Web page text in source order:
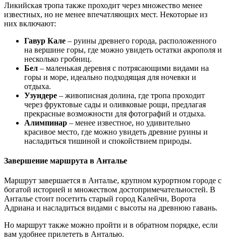
Ликийская тропа также проходит через множество менее
известных, но не менее впечатляющих мест. Некоторые из
них включают:
Гавур Кале – руины древнего города, расположенного
на вершине горы, где можно увидеть остатки акрополя и
несколько гробниц.
Бел – маленькая деревня с потрясающими видами на
горы и море, идеально подходящая для ночевки и
отдыха.
Узундере – живописная долина, где тропа проходит
через фруктовые сады и оливковые рощи, предлагая
прекрасные возможности для фотографий и отдыха.
Алимпинар – менее известное, но удивительно
красивое место, где можно увидеть древние руины и
насладиться тишиной и спокойствием природы.
Завершение маршрута в Анталье
Маршрут завершается в Анталье, крупном курортном городе с
богатой историей и множеством достопримечательностей. В
Анталье стоит посетить старый город Калейчи, Ворота
Адриана и насладиться видами с высоты на древнюю гавань.
Но маршрут также можно пройти и в обратном порядке, если
вам удобнее прилететь в Анталью.